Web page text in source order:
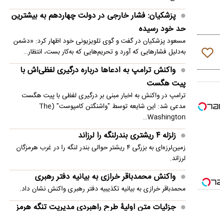
امنیت منطقه شد
انفجار در حومه دمشق چند کشته و زخمی برجا
گذاشت
پزشکیان: فشار خارجی در دولت چهاردهم به بیشترین
حد خود رسیده
مسعود پزشکیان در گفت و گوی تلویزیونی خود اظهار کرد: «دشمن
به‌دلیل فشارهایی که آورد و تحریم‌هایی که به‌کار بست، انتظار…
واکنش ترامپ به ادعاها درباره درگیری لفظی‌اش با
پیت هگست
ترامپ در واکنش به اخبار مبنی بر درگیری لفظی با پیت هگست
مدعی شد: این شایعه توسط "واشنگتن کامپوست" (The
Washington…
زلزله ۴ ریشتری بندرلنگه را لرزاند
زمین‌لرزه‌ای به بزرگی ۴ ریشتر حوالی بندر لنگه را در غرب هرمزگان
لرزاند.
واکنش محمدباقر خرازی به بیانیه دفتر رهبری
محمدباقر خرازی به بیانیه تکذیبیه دفتر رهبری واکنش نشان داد.
جزئیات متن اولیۀ طرح راهبردی مدیریت تنگه هرمز